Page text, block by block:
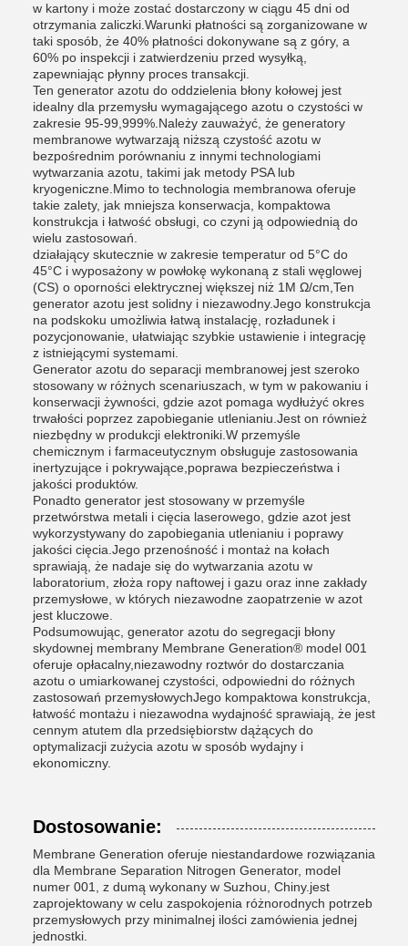
w kartony i może zostać dostarczony w ciągu 45 dni od
otrzymania zaliczki.Warunki płatności są zorganizowane w
taki sposób, że 40% płatności dokonywane są z góry, a
60% po inspekcji i zatwierdzeniu przed wysyłką,
zapewniając płynny proces transakcji.
Ten generator azotu do oddzielenia błony kołowej jest
idealny dla przemysłu wymagającego azotu o czystości w
zakresie 95-99,999%.Należy zauważyć, że generatory
membranowe wytwarzają niższą czystość azotu w
bezpośrednim porównaniu z innymi technologiami
wytwarzania azotu, takimi jak metody PSA lub
kryogeniczne.Mimo to technologia membranowa oferuje
takie zalety, jak mniejsza konserwacja, kompaktowa
konstrukcja i łatwość obsługi, co czyni ją odpowiednią do
wielu zastosowań.
działający skutecznie w zakresie temperatur od 5°C do
45°C i wyposażony w powłokę wykonaną z stali węglowej
(CS) o oporności elektrycznej większej niż 1M Ω/cm,Ten
generator azotu jest solidny i niezawodny.Jego konstrukcja
na podskoku umożliwia łatwą instalację, rozładunek i
pozycjonowanie, ułatwiając szybkie ustawienie i integrację
z istniejącymi systemami.
Generator azotu do separacji membranowej jest szeroko
stosowany w różnych scenariuszach, w tym w pakowaniu i
konserwacji żywności, gdzie azot pomaga wydłużyć okres
trwałości poprzez zapobieganie utlenianiu.Jest on również
niezbędny w produkcji elektroniki.W przemyśle
chemicznym i farmaceutycznym obsługuje zastosowania
inertyzujące i pokrywające,poprawa bezpieczeństwa i
jakości produktów.
Ponadto generator jest stosowany w przemyśle
przetwórstwa metali i cięcia laserowego, gdzie azot jest
wykorzystywany do zapobiegania utlenianiu i poprawy
jakości cięcia.Jego przenośność i montaż na kołach
sprawiają, że nadaje się do wytwarzania azotu w
laboratorium, złoża ropy naftowej i gazu oraz inne zakłady
przemysłowe, w których niezawodne zaopatrzenie w azot
jest kluczowe.
Podsumowując, generator azotu do segregacji błony
skydownej membrany Membrane Generation® model 001
oferuje opłacalny,niezawodny roztwór do dostarczania
azotu o umiarkowanej czystości, odpowiedni do różnych
zastosowań przemysłowychJego kompaktowa konstrukcja,
łatwość montażu i niezawodna wydajność sprawiają, że jest
cennym atutem dla przedsiębiorstw dążących do
optymalizacji zużycia azotu w sposób wydajny i
ekonomiczny.
Dostosowanie:
Membrane Generation oferuje niestandardowe rozwiązania
dla Membrane Separation Nitrogen Generator, model
numer 001, z dumą wykonany w Suzhou, Chiny.jest
zaprojektowany w celu zaspokojenia różnorodnych potrzeb
przemysłowych przy minimalnej ilości zamówienia jednej
jednostki.